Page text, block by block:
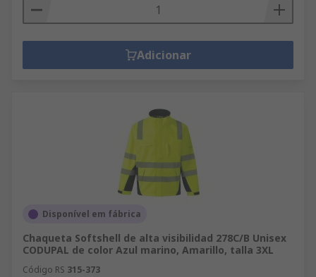
Adicionar
Disponível em fábrica
Chaqueta Softshell de alta visibilidad 278C/B Unisex
CODUPAL de color Azul marino, Amarillo, talla 3XL
Código RS 315-373